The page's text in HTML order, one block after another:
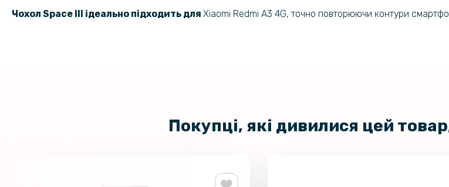
Чохол Space III ідеально підходить для Xiaomi Redmi A3 4G, точно повторюючи контури
Покупці, які дивилися цей